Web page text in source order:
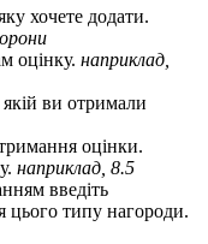
хочете додати.
оцінку. наприклад,
ви отримали
оцінки.
наприклад, 8.5
введіть
цього типу нагороди.